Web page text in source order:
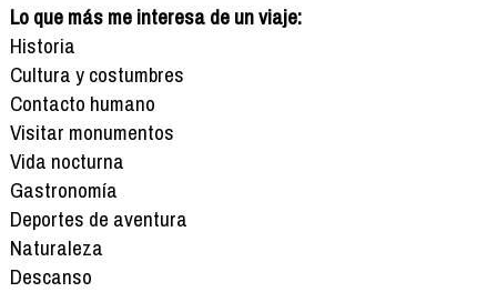
Lo que más me interesa de un viaje:
Historia
Cultura y costumbres
Contacto humano
Visitar monumentos
Vida nocturna
Gastronomía
Deportes de aventura
Naturaleza
Descanso